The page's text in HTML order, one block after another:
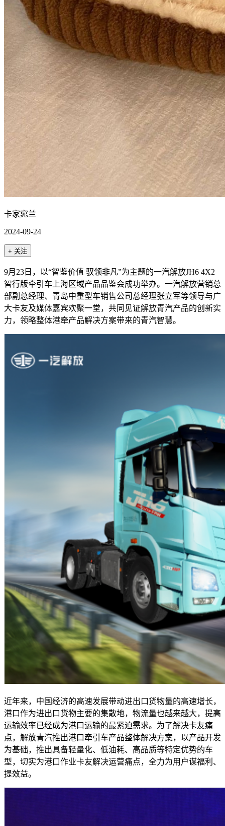
卡家窕兰
2024-09-24
+ 关注
9月23日，以“智鉴价值 驭领非凡”为主题的一汽解放JH6 4X2
智行版牵引车上海区域产品品鉴会成功举办。一汽解放营销总
部副总经理、青岛中重型车销售公司总经理张立军等领导与广
大卡友及媒体嘉宾欢聚一堂，共同见证解放青汽产品的创新实
力，领略整体港牵产品解决方案带来的青汽智慧。
近年来，中国经济的高速发展带动进出口货物量的高速增长，
港口作为进出口货物主要的集散地，物流量也越来越大，提高
运输效率已经成为港口运输的最紧迫需求。为了解决卡友痛
点，解放青汽推出港口牵引车产品整体解决方案，以产品开发
为基础，推出具备轻量化、低油耗、高品质等特定优势的车
型，切实为港口作业卡友解决运营痛点，全力为用户谋福利、
提效益。